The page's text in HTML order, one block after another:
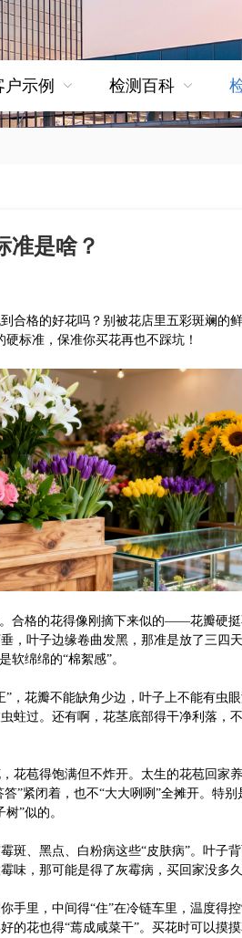
户示例 检测百科
准是啥？
合格的好花吗？别被花店里五彩斑斓的
标准，保准你买花再也不踩坑！
。合格的花得像刚摘下来似的——花瓣硬
，叶子边缘卷曲发黑，那准是放了三四
软绵绵的“棉絮感”。
”，花瓣不能缺角少边，叶子上不能有虫
过。还有啊，花茎底部得干净利落，
花苞得饱满但不炸开。太生的花苞回家
答”紧闭着，也不“大大咧咧”全摊开。特
”似的。
斑、黑点、白粉病这些“皮肤病”。叶子
味，那可能是得了灰霉病，买回家没多久
手里，中间得“住”在冷链车里，温度得
的花也得“蔫成咸菜干”。买花时可以摸